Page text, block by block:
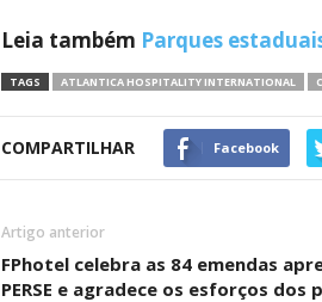
Leia também Parques
TAGS ATLANTICA HOSPITALITY INTERNATIONAL
COMPARTILHAR Facebook
Artigo anterior
FPhotel celebra as 84 emendas
PERSE e agradece os esforços dos